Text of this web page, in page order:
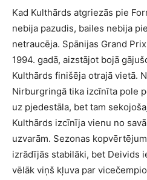
Kad Kulthārds atgriezās pie
nebija pazudis, bailes nebija
netraucēja. Spānijas Grand
1994. gadā, aizstājot bojā
Kulthārds finišēja otrajā vietā.
Nirburgringā tika izcīnīta pole
uz pjedestāla, bet tam
Kulthārds izcīnīja vienu no
uzvarām. Sezonas
izrādījās stabilāki, bet Deivids
vēlāk viņš kļuva par